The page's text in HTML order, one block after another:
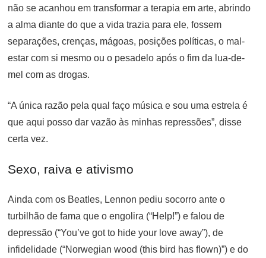
não se acanhou em transformar a terapia em arte, abrindo
a alma diante do que a vida trazia para ele, fossem
separações, crenças, mágoas, posições políticas, o mal-
estar com si mesmo ou o pesadelo após o fim da lua-de-
mel com as drogas.
“A única razão pela qual faço música e sou uma estrela é
que aqui posso dar vazão às minhas repressões”, disse
certa vez.
Sexo, raiva e ativismo
Ainda com os Beatles, Lennon pediu socorro ante o
turbilhão de fama que o engolira (“Help!”) e falou de
depressão (“You’ve got to hide your love away”), de
infidelidade (“Norwegian wood (this bird has flown)”) e do